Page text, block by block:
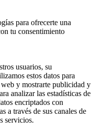
para ofrecerte una
tu consentimiento
usuarios, su
estos datos para
y mostrarte publicidad y
analizar las estadísticas de
encriptados con
a través de sus canales de
servicios.